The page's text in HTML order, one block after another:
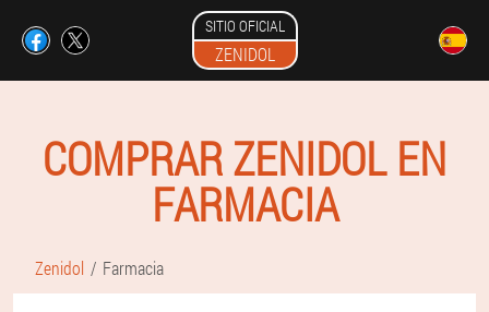
SITIO OFICIAL
ZENIDOL
COMPRAR ZENIDOL EN
FARMACIA
Zenidol Farmacia